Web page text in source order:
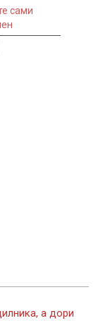
сами
а дори